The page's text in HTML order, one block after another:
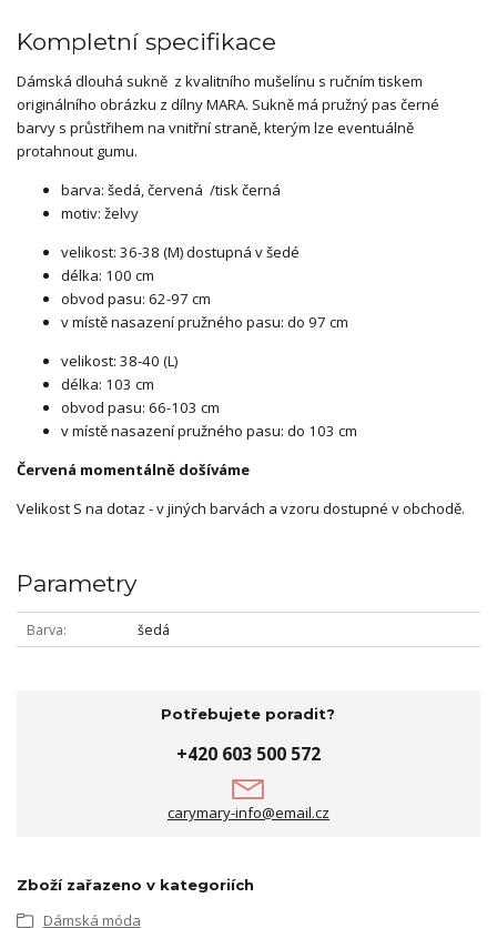
Kompletní specifikace
Dámská dlouhá sukně z kvalitního mušelínu s ručním tiskem
originálního obrázku z dílny MARA. Sukně má pružný pas černé
barvy s průstřihem na vnitřní straně, kterým lze eventuálně
protahnout gumu.
barva: šedá, červená /tisk černá
motiv: želvy
velikost: 36-38 (M) dostupná v šedé
délka: 100 cm
obvod pasu: 62-97 cm
v místě nasazení pružného pasu: do 97 cm
velikost: 38-40 (L)
délka: 103 cm
obvod pasu: 66-103 cm
v místě nasazení pružného pasu: do 103 cm
Červená momentálně došíváme
Velikost S na dotaz - v jiných barvách a vzoru dostupné v obchodě.
Parametry
Barva šedá
Potřebujete poradit?
+420 603 500 572
carymary-info@email.cz
Zboží zařazeno v kategoriích
Dámská móda